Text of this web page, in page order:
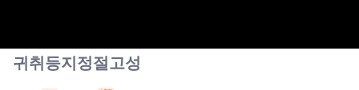
귀취등지정절고성